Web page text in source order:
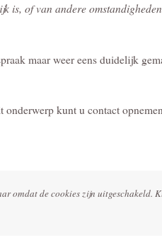
is, of van andere
maar weer eens duidelijk
kunt u contact
omdat de cookies zijn uitgeschakeld.